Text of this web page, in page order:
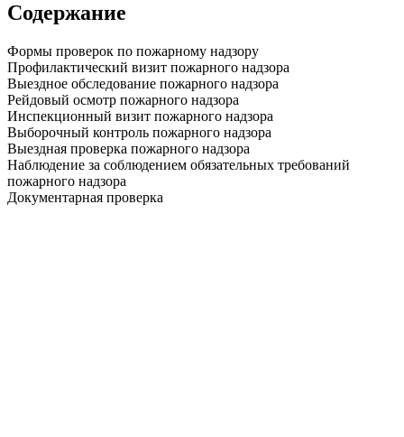
Содержание
Формы проверок по пожарному надзору
Профилактический визит пожарного надзора
Выездное обследование пожарного надзора
Рейдовый осмотр пожарного надзора
Инспекционный визит пожарного надзора
Выборочный контроль пожарного надзора
Выездная проверка пожарного надзора
Наблюдение за соблюдением обязательных требований
пожарного надзора
Документарная проверка